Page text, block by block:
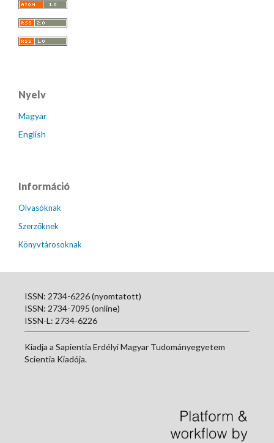
Nyelv
Magyar
English
Információ
Olvasóknak
Szerzőknek
Könyvtárosoknak
ISSN: 2734-6226 (nyomtatott)
ISSN: 2734-7095 (online)
ISSN-L: 2734-6226
Kiadja a Sapientia Erdélyi Magyar Tudományegyetem
Scientia Kiadója.